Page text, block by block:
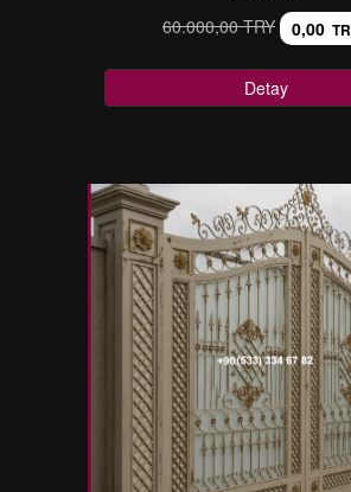
60.000,00 TRY 0,00
Detay